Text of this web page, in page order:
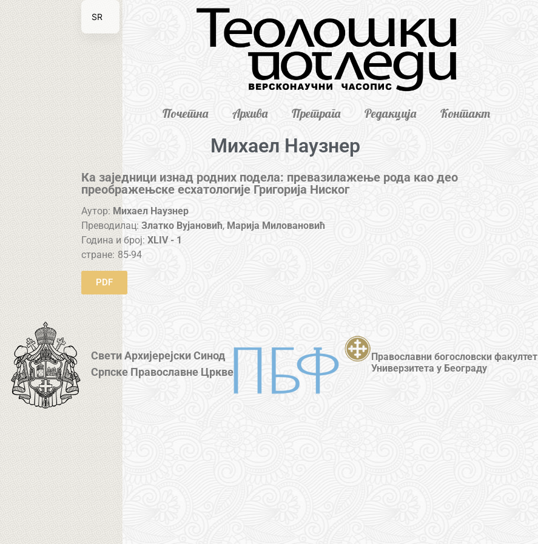
Почетна Архива Претрага Редакција Контакт
Михаел Наузнер
Ка заједници изнад родних подела: превазилажење рода као део
преображењске есхатологије Григорија Ниског
Аутор: Михаел Наузнер
Преводилац: Златко Вујановић, Марија Миловановић
Година и број:XLIV - 1
стране: 85-94
PDF
Свети Архијерејски Синод
Српске Православне Цркве
Православни богословски факултет
Универзитета у Београду
SR
EN